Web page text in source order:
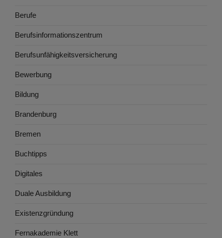
Berufe
Berufsinformationszentrum
Berufsunfähigkeitsversicherung
Bewerbung
Bildung
Brandenburg
Bremen
Buchtipps
Digitales
Duale Ausbildung
Existenzgründung
Fernakademie Klett